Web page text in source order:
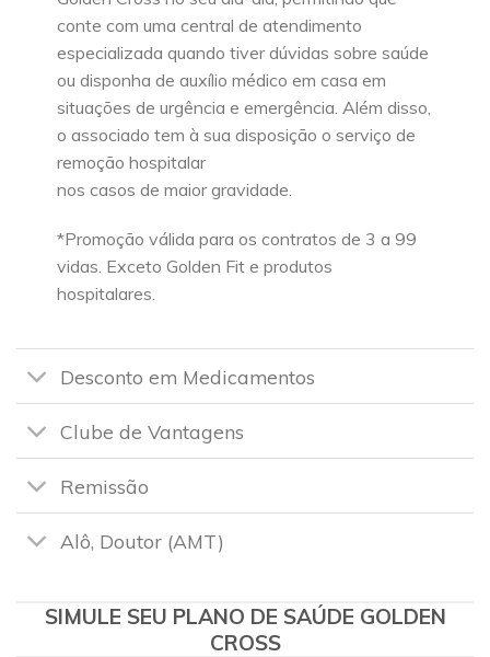
conte com uma central de atendimento
especializada quando tiver dúvidas sobre saúde
ou disponha de auxílio médico em casa em
situações de urgência e emergência. Além disso,
o associado tem à sua disposição o serviço de
remoção hospitalar
nos casos de maior gravidade.
*Promoção válida para os contratos de 3 a 99
vidas. Exceto Golden Fit e produtos
hospitalares.
Desconto em Medicamentos
Clube de Vantagens
Remissão
Alô, Doutor (AMT)
SIMULE SEU PLANO DE SAÚDE GOLDEN
CROSS